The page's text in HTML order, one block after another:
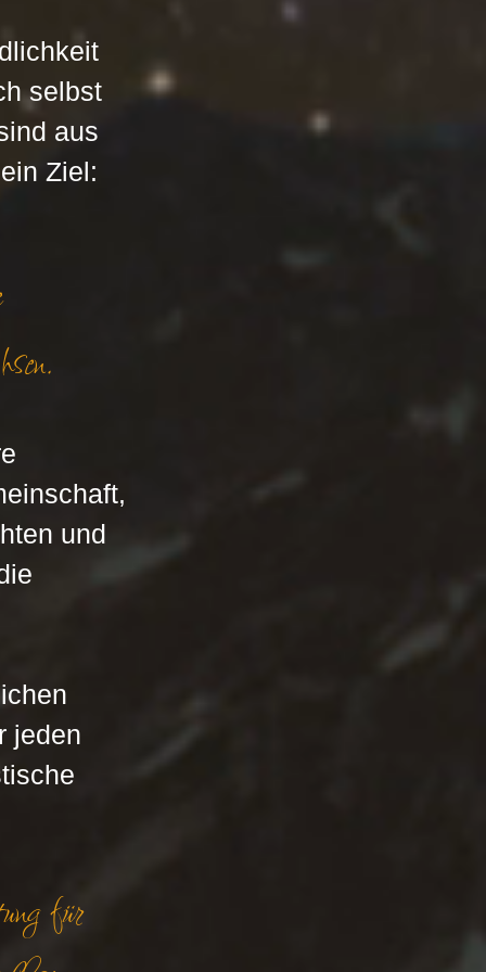
selbst
aus
Ziel:
und
jeden
für